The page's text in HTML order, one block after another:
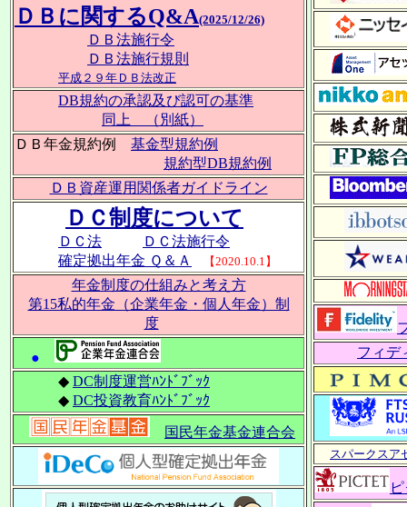
ＤＢに関するQ&A(2025/12/26)
ＤＢ法施行令
ＤＢ法施行規則
平成２９年ＤＢ法改正
DB規約の承認及び認可の基準
同上 （別紙）
ＤＢ年金規約例 基金型規約例
規約型DB規約例
ＤＢ資産運用関係者ガイドライン
ＤＣ制度について
ＤＣ法
ＤＣ法施行令
確定拠出年金 Ｑ＆Ａ
【2020.10.1】
年金制度の仕組みと考え方
第15私的年金（企業年金・個人年金）制
度
●
◆ DC制度運営ﾊﾝﾄﾞﾌﾞｯｸ
◆ DC投資教育ﾊﾝﾄﾞﾌﾞｯｸ
国民年金基金連合会
フィデ
スパークスア